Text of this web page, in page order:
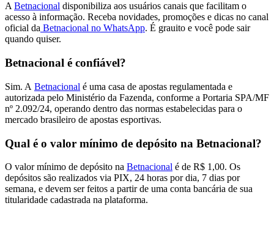
A Betnacional disponibiliza aos usuários canais que facilitam o
acesso à informação. Receba novidades, promoções e dicas no canal
oficial da Betnacional no WhatsApp. É grauito e você pode sair
quando quiser.
Betnacional é confiável?
Sim. A Betnacional é uma casa de apostas regulamentada e
autorizada pelo Ministério da Fazenda, conforme a Portaria SPA/MF
nº 2.092/24, operando dentro das normas estabelecidas para o
mercado brasileiro de apostas esportivas.
Qual é o valor mínimo de depósito na Betnacional?
O valor mínimo de depósito na Betnacional é de R$ 1,00. Os
depósitos são realizados via PIX, 24 horas por dia, 7 dias por
semana, e devem ser feitos a partir de uma conta bancária de sua
titularidade cadastrada na plataforma.